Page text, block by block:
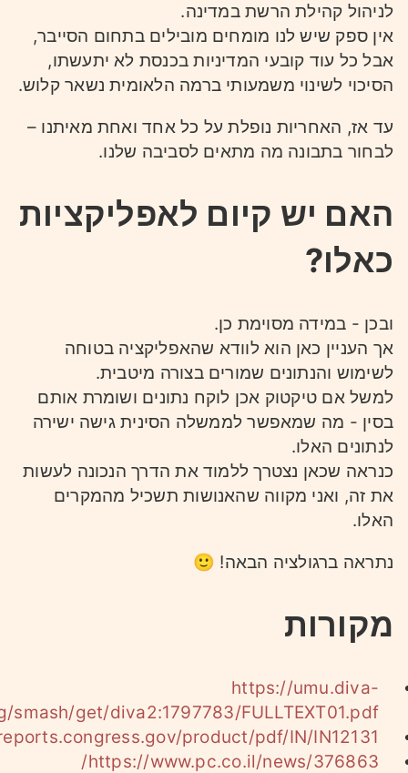
לניהול קהילת הרשת במדינה.
אין ספק שיש לנו מומחים מובילים בתחום הסייבר,
אבל כל עוד קובעי המדיניות בכנסת לא יתעשתו,
הסיכוי לשינוי משמעותי ברמה הלאומית נשאר קלוש.
עד אז, האחריות נופלת על כל אחד ואחת מאיתנו –
לבחור בתבונה מה מתאים לסביבה שלנו.
האם יש קיום לאפליקציות
כאלו?
ובכן - במידה מסוימת כן.
אך העניין כאן הוא לוודא שהאפליקציה בטוחה
לשימוש והנתונים שמורים בצורה מיטבית.
למשל אם טיקטוק אכן לוקח נתונים ושומרת אותם
בסין - מה שמאפשר לממשלה הסינית גישה ישירה
לנתונים האלו.
כנראה שכאן נצטרך ללמוד את הדרך הנכונה לעשות
את זה, ואני מקווה שהאנושות תשכיל מהמקרים
האלו.
נתראה ברגולציה הבאה! 🙂
מקורות
https://umu.diva-
smash/get/diva2:1797783/FULLTEXT01.pdf
product/pdf/IN/IN12131
https://www.pc.co.il/news/376863/